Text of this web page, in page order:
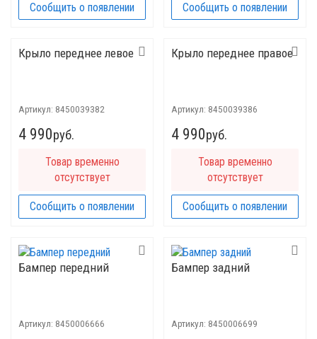
Сообщить о появлении Сообщить о появлении
Крыло переднее левое
Артикул: 8450039382
4 990руб.
Товар временно
отсутствует
Сообщить о появлении
Крыло переднее правое
Артикул: 8450039386
4 990руб.
Товар временно
отсутствует
Сообщить о появлении
Бампер передний
Артикул: 8450006666
Бампер задний
Артикул: 8450006699